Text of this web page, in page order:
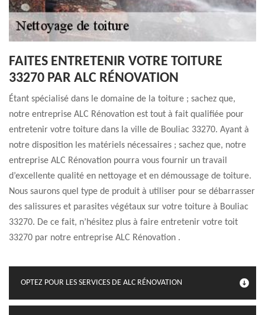
FAITES ENTRETENIR VOTRE TOITURE
33270 PAR ALC RÉNOVATION
Étant spécialisé dans le domaine de la toiture ; sachez que,
notre entreprise ALC Rénovation est tout à fait qualifiée pour
entretenir votre toiture dans la ville de Bouliac 33270. Ayant à
notre disposition les matériels nécessaires ; sachez que, notre
entreprise ALC Rénovation pourra vous fournir un travail
d’excellente qualité en nettoyage et en démoussage de toiture.
Nous saurons quel type de produit à utiliser pour se débarrasser
des salissures et parasites végétaux sur votre toiture à Bouliac
33270. De ce fait, n’hésitez plus à faire entretenir votre toit
33270 par notre entreprise ALC Rénovation .
OPTEZ POUR LES SERVICES DE ALC RÉNOVATION